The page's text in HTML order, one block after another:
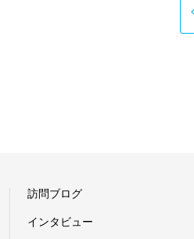
訪問ブログ
インタビュー